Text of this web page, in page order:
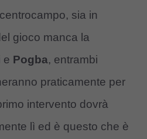
sia in
gioco manca la
e Pogba, entrambi
praticamente per
intervento dovrà
lì ed è questo che è